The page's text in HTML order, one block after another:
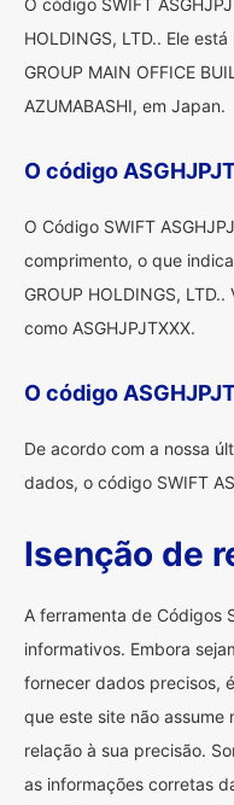
O código SWIFT
HOLDINGS, LTD.. Ele
GROUP MAIN OFFICE
AZUMABASHI, em Japan.
O código
O Código SWIFT
comprimento, o que
GROUP HOLDINGS,
como ASGHJPJTXXX.
O código
De acordo com a nossa
dados, o código SWIFT
Isenção de
A ferramenta de Códigos
informativos. Embora
fornecer dados precisos,
que este site não assume
relação à sua precisão.
as informações corretas